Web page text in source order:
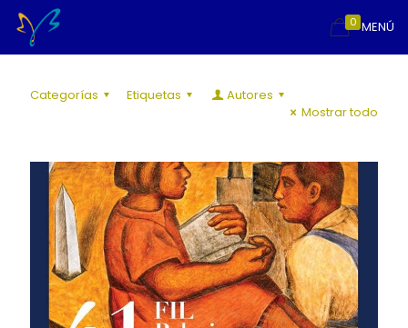
MENÚ
0
Categorías Etiquetas
Autores
Mostrar todo